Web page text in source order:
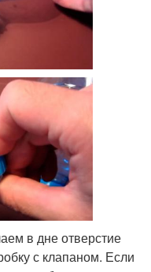
в дне отверстие
с клапаном. Если